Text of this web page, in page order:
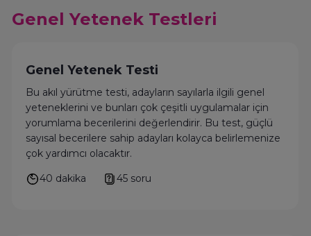
Genel Yetenek Testleri
Genel Yetenek Testi
Bu akıl yürütme testi, adayların sayılarla ilgili genel
yeteneklerini ve bunları çok çeşitli uygulamalar için
yorumlama becerilerini değerlendirir. Bu test, güçlü
sayısal becerilere sahip adayları kolayca belirlemenize
çok yardımcı olacaktır.
40 dakika
45 soru